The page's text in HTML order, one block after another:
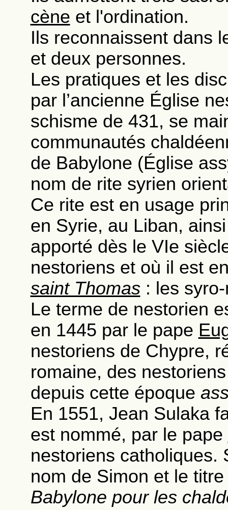
cène et l'ordination.
Ils reconnaissent dans
et deux personnes.
Les pratiques et les
par l’ancienne Église
schisme de 431, se
communautés
de Babylone (Église
nom de rite syrien
Ce rite est en usage
en Syrie, au Liban,
apporté dès le VIe
nestoriens et où il est
saint Thomas: les syro-
Le terme de nestorien
en 1445 par le pape
nestoriens de Chypre,
romaine, des
depuis cette époque
En 1551, Jean Sulaka
est nommé, par le pape
nestoriens catholiques.
nom de Simon et le
Babylone pour les